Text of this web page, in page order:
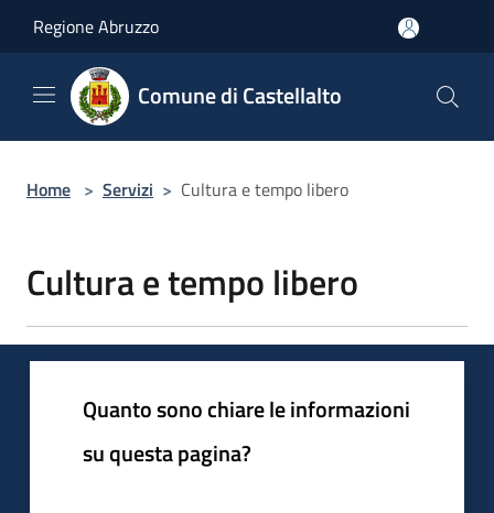
Regione Abruzzo
Comune di Castellalto
Home > Servizi > Cultura e tempo libero
Cultura e tempo libero
Quanto sono chiare le informazioni
su questa pagina?